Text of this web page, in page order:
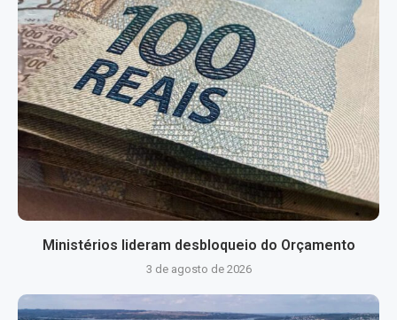
Ministérios lideram desbloqueio do Orçamento
3 de agosto de 2026